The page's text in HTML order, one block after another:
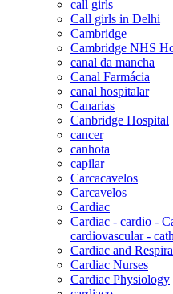
call girls
Call girls in Delhi
Cambridge
Cambridge NHS
canal da mancha
Canal Farmácia
canal hospitalar
Canarias
Canbridge Hospital
cancer
canhota
capilar
Carcacavelos
Carcavelos
Cardiac
Cardiac - cardio -
cardiovascular -
Cardiac and
Cardiac Nurses
Cardiac Physiology